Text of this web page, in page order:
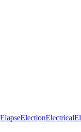
ElapseElectionElectrical